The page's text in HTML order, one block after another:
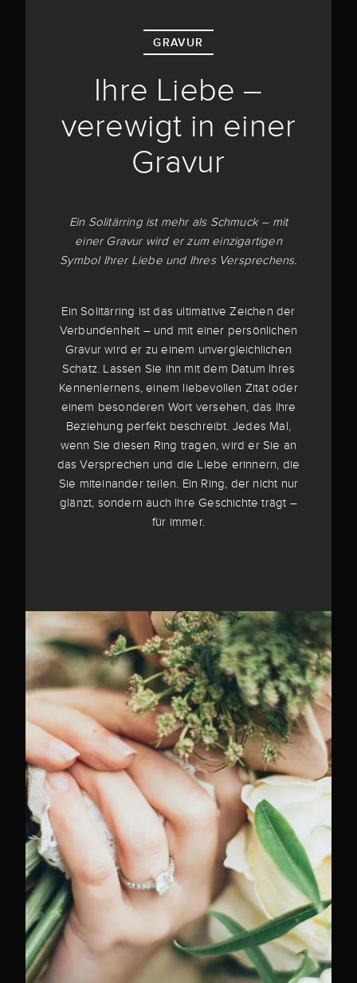
GRAVUR
Ihre Liebe –
verewigt in einer
Gravur
Ein Solitärring ist mehr als Schmuck – mit
einer Gravur wird er zum einzigartigen
Symbol Ihrer Liebe und Ihres Versprechens.
Ein Solitärring ist das ultimative Zeichen der
Verbundenheit – und mit einer persönlichen
Gravur wird er zu einem unvergleichlichen
Schatz. Lassen Sie ihn mit dem Datum Ihres
Kennenlernens, einem liebevollen Zitat oder
einem besonderen Wort versehen, das Ihre
Beziehung perfekt beschreibt. Jedes Mal,
wenn Sie diesen Ring tragen, wird er Sie an
das Versprechen und die Liebe erinnern, die
Sie miteinander teilen. Ein Ring, der nicht nur
glänzt, sondern auch Ihre Geschichte trägt –
für immer.